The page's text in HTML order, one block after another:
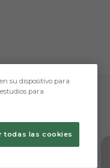
su dispositivo para
para
todas las cookies